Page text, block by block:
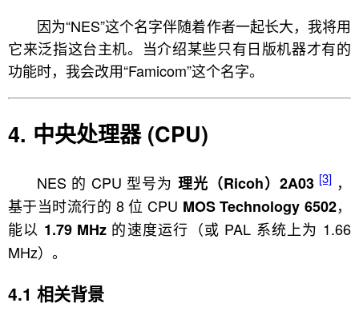
因为“NES”这个名字伴随着作者一起长大，我将用
它来泛指这台主机。当介绍某些只有日版机器才有的
功能时，我会改用“Famicom”这个名字。
中央处理器 (CPU)
NES 的 CPU 型号为 理光（Ricoh）2A03 [3]，
基于当时流行的 8 位 CPU MOS Technology 6502，
能以 1.79 MHz 的速度运行（或 PAL 系统上为 1.66
MHz）。
相关背景